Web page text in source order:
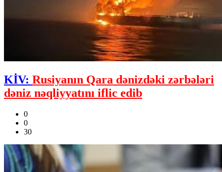
KİV: Rusiyanın Qara dənizdəki zərbələri
dəniz nəqliyyatını iflic edib
0
0
30